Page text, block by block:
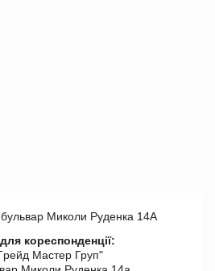
бульвар Миколи Руденка 14А
кореспонденції:
Мастер Груп"